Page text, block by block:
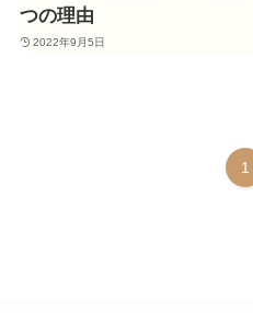
つの理由
2022年9月5日
1